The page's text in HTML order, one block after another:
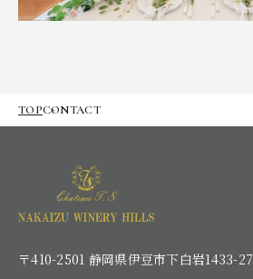
TOPCONTACT
〒410-2501 静岡県伊豆市下白岩1433-27